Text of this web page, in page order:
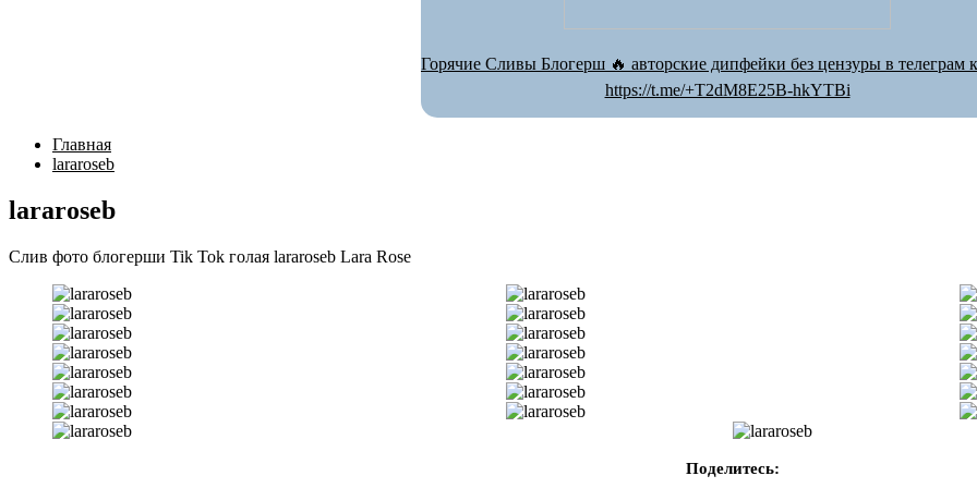
Горячие Сливы Блогерш 🔥 авторские дипфейки без цензуры в телеграм
https://t.me/+T2dM8E25B-hkYTBi
Главная
lararoseb
lararoseb
Слив фото блогерши Tik Tok голая lararoseb Lara Rose
Поделитесь: